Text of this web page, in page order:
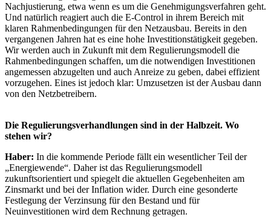
Nachjustierung, etwa wenn es um die Genehmigungsverfahren geht.
Und natürlich reagiert auch die E-Control in ihrem Bereich mit
klaren Rahmenbedingungen für den Netzausbau. Bereits in den
vergangenen Jahren hat es eine hohe Investitionstätigkeit gegeben.
Wir werden auch in Zukunft mit dem Regulierungsmodell die
Rahmenbedingungen schaffen, um die notwendigen Investitionen
angemessen abzugelten und auch Anreize zu geben, dabei effizient
vorzugehen. Eines ist jedoch klar: Umzusetzen ist der Ausbau dann
von den Netzbetreibern.
Die Regulierungsverhandlungen sind in der Halbzeit. Wo
stehen wir?
Haber: In die kommende Periode fällt ein wesentlicher Teil der
„Energiewende“. Daher ist das Regulierungsmodell
zukunftsorientiert und spiegelt die aktuellen Gegebenheiten am
Zinsmarkt und bei der Inflation wider. Durch eine gesonderte
Festlegung der Verzinsung für den Bestand und für
Neuinvestitionen wird dem Rechnung getragen.